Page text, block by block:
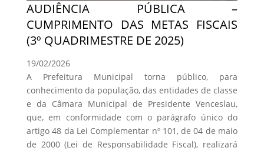
AUDIÊNCIA PÚBLICA –
CUMPRIMENTO DAS METAS FISCAIS
(3º QUADRIMESTRE DE 2025)
19/02/2026
A Prefeitura Municipal torna público, para
conhecimento da população, das entidades de classe
e da Câmara Municipal de Presidente Venceslau,
que, em conformidade com o parágrafo único do
artigo 48 da Lei Complementar nº 101, de 04 de maio
de 2000 (Lei de Responsabilidade Fiscal), realizará